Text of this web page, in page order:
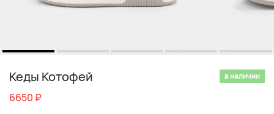
Кеды Котофей в наличии
6650 ₽